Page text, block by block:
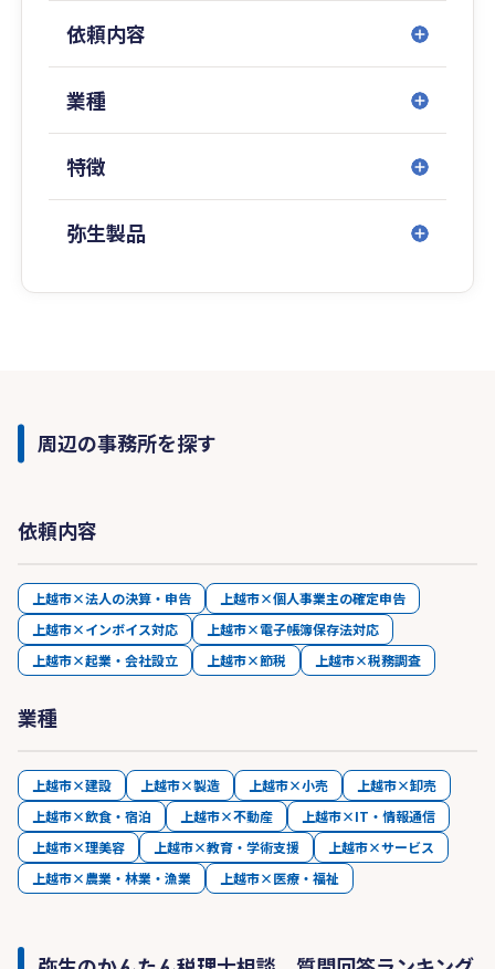
依頼内容
業種
特徴
弥生製品
周辺の事務所を探す
依頼内容
上越市×法人の決算・申告
上越市×個人事業主の確定申告
上越市×インボイス対応
上越市×電子帳簿保存法対応
上越市×起業・会社設立
上越市×節税 上越市×税務調査
業種
上越市×建設 上越市×製造 上越市×小売
上越市×卸売
上越市×飲食・宿泊
上越市×不動産
上越市×IT・情報通信
上越市×理美容
上越市×教育・学術支援
上越市×サービス
上越市×農業・林業・漁業
上越市×医療・福祉